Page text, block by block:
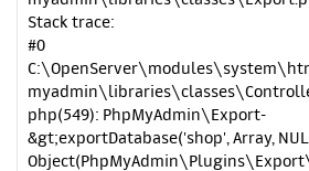
Stack trace:
#0
php(549): PhpMyAdmin\Export-
&gt;exportDatabase('shop', Array,